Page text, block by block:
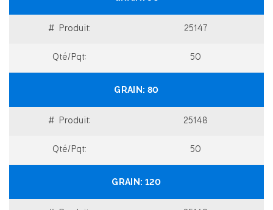
25147
50
80
25148
50
120